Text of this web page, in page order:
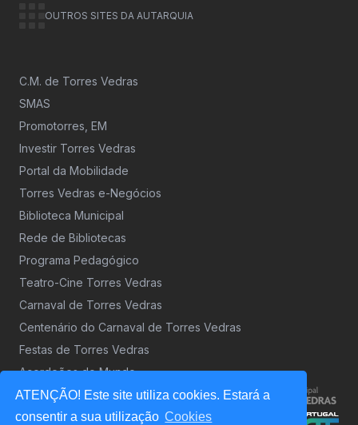
ATENÇÃO! Este site utiliza cookies. Estará a
consentir a sua utilização Cookies
OUTROS SITES DA AUTARQUIA
C.M. de Torres Vedras
SMAS
Promotorres, EM
Investir Torres Vedras
Portal da Mobilidade
Torres Vedras e-Negócios
Biblioteca Municipal
Rede de Bibliotecas
Programa Pedagógico
Teatro-Cine Torres Vedras
Carnaval de Torres Vedras
Centenário do Carnaval de Torres Vedras
Festas de Torres Vedras
Acordeões do Mundo